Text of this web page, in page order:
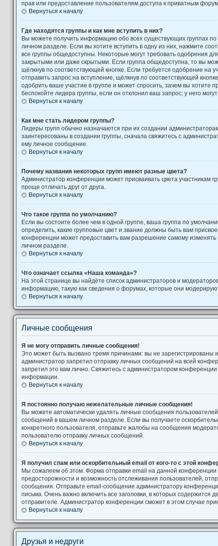
прав или предоставление пользователям доступа к приватным
Вернуться к началу
Где находятся группы и как мне вступить в них?
Вы можете получить информацию обо всех существующих группах
личном разделе. Если вы хотите вступить в одну из них, нажмите
все группы общедоступны. Некоторые могут требовать одобрения
закрытыми или даже скрытыми. Если группа общедоступна, то вы
щёлкнув по соответствующей кнопке. Если требуется одобрение на
отправить запрос на вступление, щёлкнув по соответствующей
одобрить ваше участие в группе и может спросить, зачем вы хотите
беспокойте лидера группы, если он отклонил ваш запрос; у него
Вернуться к началу
Как мне стать лидером группы?
Лидеры групп обычно назначаются при их создании
заинтересованы в создании группы, сначала свяжитесь с
ему личное сообщение.
Вернуться к началу
Почему названия некоторых групп имеют разные цвета?
Администратор конференции может присваивать цвета участникам
проще отличать друг от друга.
Вернуться к началу
Что такое группа по умолчанию?
Если вы состоите более чем в одной группе, ваша группа по
определить, какие групповые цвет и звание должны быть вам
конференции может предоставить вам разрешение самому изменять
личном разделе.
Вернуться к началу
Что означает ссылка «Наша команда»?
На этой странице вы найдёте список администраторов и
информацию, такую как сведения о форумах, которые они
Вернуться к началу
Личные сообщения
Я не могу отправить личные сообщения!
Это может быть вызвано тремя причинами: вы не
администратор запретил отправку личных сообщений на всей
запретил это вам лично. Свяжитесь с администратором
информации.
Вернуться к началу
Я постоянно получаю нежелательные личные сообщения!
Вы можете автоматически удалять личные сообщения
сообщений в вашем личном разделе. Если вы получаете
конкретного пользователя, отправьте жалобы на сообщения
пользователю отправку личных сообщений.
Вернуться к началу
Я получил спам или оскорбительный email от кого-то с этой
Мы сожалеем об этом. Форма отправки email на данной
предосторожности и возможность отслеживания пользователей,
сообщения. Отправьте email-сообщение администратору
письма. Очень важно включить все заголовки, в которых содержится
отправителе. Администратор конференции сможет в этом случае
Вернуться к началу
Друзья и недруги